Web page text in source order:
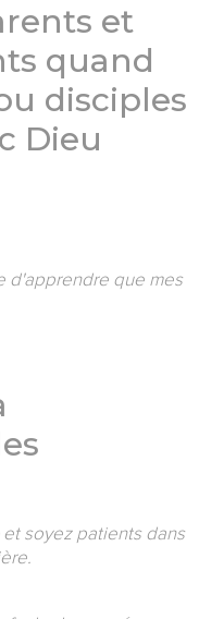
et
quand
disciples
Dieu
d'apprendre que mes
et soyez patients dans